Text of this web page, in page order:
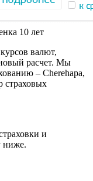
10 лет
валют,
расчет. Мы
– Cherehapa,
страховых
и
ниже.